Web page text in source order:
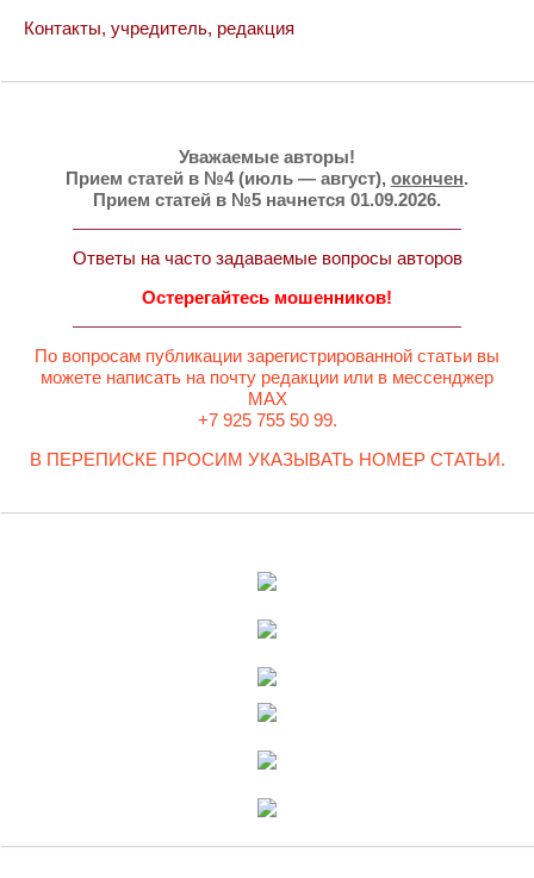
Контакты, учредитель, редакция
Уважаемые авторы!
Прием статей в №4 (июль — август), окончен.
Прием статей в №5 начнется 01.09.2026.
Ответы на часто задаваемые вопросы авторов
Остерегайтесь мошенников!
По вопросам публикации зарегистрированной статьи вы
можете написать на почту редакции или в мессенджер
MAX
+7 925 755 50 99.
В ПЕРЕПИСКЕ ПРОСИМ УКАЗЫВАТЬ НОМЕР СТАТЬИ.